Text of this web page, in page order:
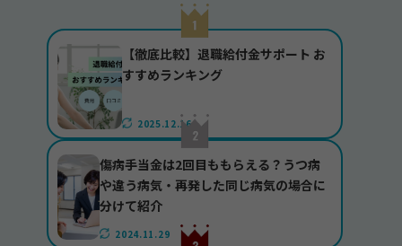
【徹底比較】退職給付金サポート お
すすめランキング
2025.12.16
傷病手当金は2回目ももらえる？うつ病
や違う病気・再発した同じ病気の場合に
分けて紹介
2024.11.29